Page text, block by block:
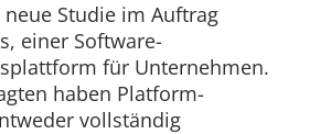
neue Studie im Auftrag
einer Software-
für Unternehmen.
haben Platform-
vollständig